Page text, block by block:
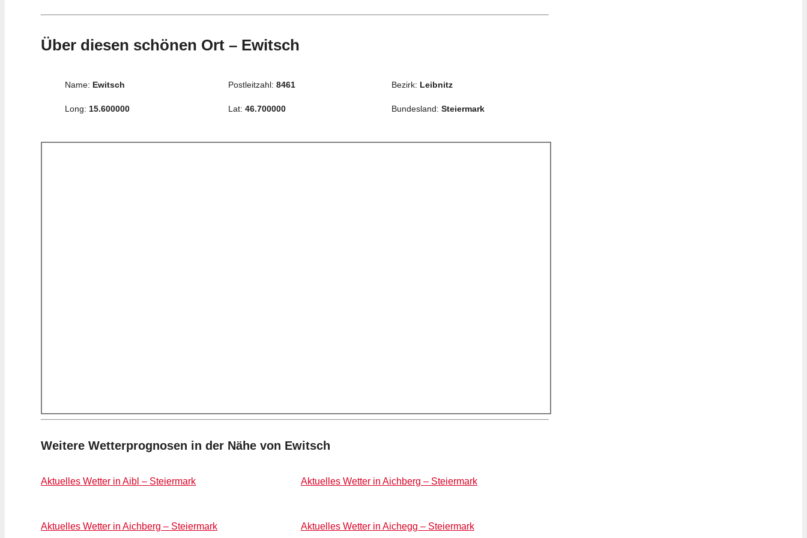
Über diesen schönen Ort – Ewitsch
Name: Ewitsch Postleitzahl: 8461 Bezirk: Leibnitz
Long: 15.600000 Lat: 46.700000 Bundesland: Steiermark
Weitere Wetterprognosen in der Nähe von Ewitsch
Aktuelles Wetter in Aibl – Steiermark Aktuelles Wetter in Aichberg – Steiermark
Aktuelles Wetter in Aichberg – Steiermark Aktuelles Wetter in Aichegg – Steiermark